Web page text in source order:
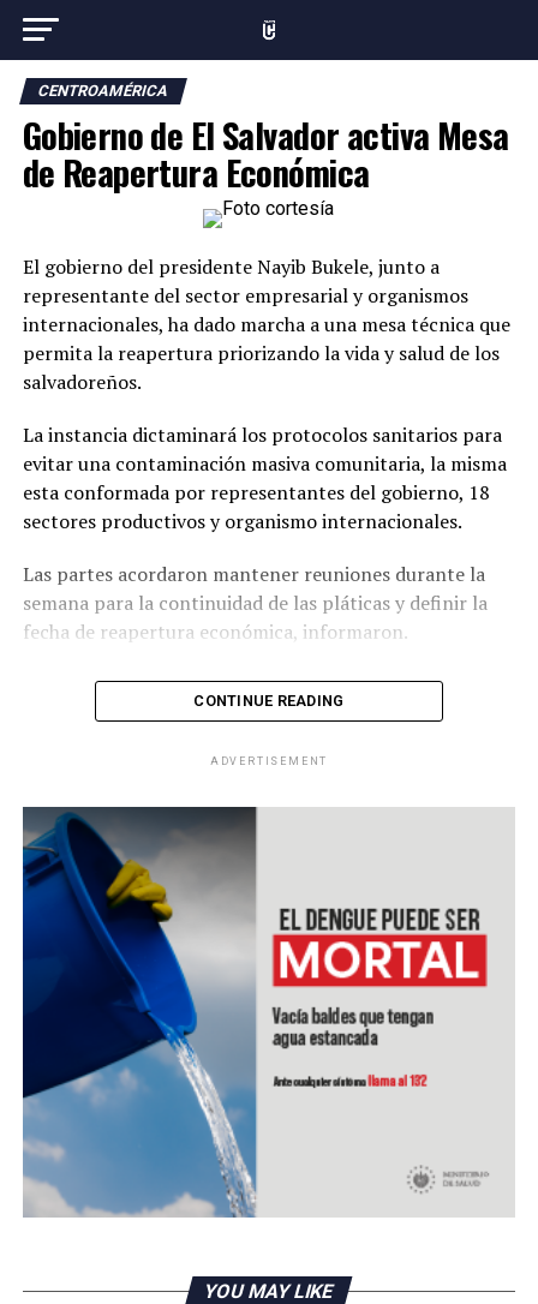
CENTROAMÉRICA
Gobierno de El Salvador activa Mesa
de Reapertura Económica
El gobierno del presidente Nayib Bukele, junto a
representante del sector empresarial y organismos
internacionales, ha dado marcha a una mesa técnica que
permita la reapertura priorizando la vida y salud de los
salvadoreños.
La instancia dictaminará los protocolos sanitarios para
evitar una contaminación masiva comunitaria, la misma
esta conformada por representantes del gobierno, 18
sectores productivos y organismo internacionales.
Las partes acordaron mantener reuniones durante la
semana para la continuidad de las pláticas y definir la
fecha de reapertura económica, informaron.
Embajada de Estados Unidos en El Salvador dona
mascarillas quirúrgicas
DON'T MISS
Costa Rica enfrenta segunda ola de Covid-19
CONTINUE READING
ADVERTISEMENT
YOU MAY LIKE